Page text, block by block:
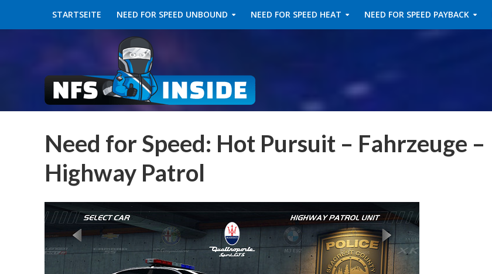
STARTSEITE NEED FOR SPEED UNBOUND NEED FOR SPEED HEAT NEED FOR SPEED PAYBACK
Need for Speed: Hot Pursuit – Fahrzeuge –
Highway Patrol